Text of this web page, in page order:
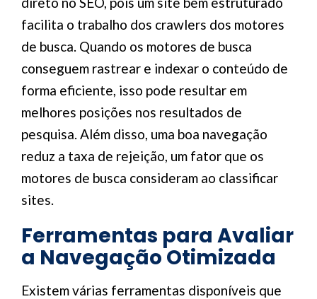
facilita o trabalho dos crawlers dos motores
de busca. Quando os motores de busca
conseguem rastrear e indexar o conteúdo de
forma eficiente, isso pode resultar em
melhores posições nos resultados de
pesquisa. Além disso, uma boa navegação
reduz a taxa de rejeição, um fator que os
motores de busca consideram ao classificar
sites.
Ferramentas para Avaliar
a Navegação Otimizada
Existem várias ferramentas disponíveis que